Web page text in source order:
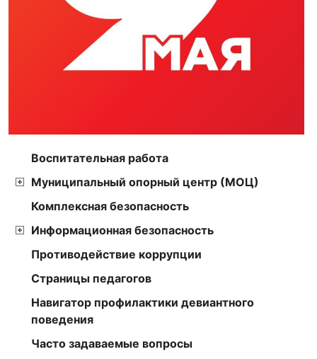
Воспитательная работа
Муниципальный опорный центр (МОЦ)
Комплексная безопасность
Информационная безопасность
Противодействие коррупции
Страницы педагогов
Навигатор профилактики девиантного
поведения
Часто задаваемые вопросы